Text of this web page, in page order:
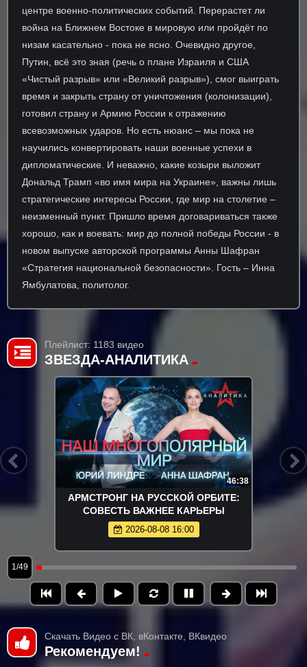
центре военно-политических событий. Перерастет ли
война на Ближнем Востоке в мировую или пройдёт по
низам касательно - пока не ясно. Очевидно другое,
Путин, всё это зная (речь о плане Израиля и США
«Чистый разрыв» или «Великий разрыв»), смог выиграть
время и закрыть страну от уничтожения (колонизации),
готовил страну и Армию России к отражению
всевозможных ударов. Но есть нюанс – мы пока не
научились конвертировать наши военные успехи в
дипломатические. И неважно, какие козыри выложит
Дональд Трамп «во имя мира на Украине», важны лишь
стратегические интересы России, где мир на столетие –
неизменный пункт. Пришло время договариваться также
хорошо, как и воевать: мир до полной победы России - в
новом выпуске авторской программы Анны Шафран
«Стратегия национальной безопасности». Гость – Инна
Ямбулатова, политолог.
Плейлист: 1183 видео
ЗВЕЗДА-АНАЛИТИКА
46:38
АРМСТРОНГ НА РУССКОЙ ОРБИТЕ:
СОВЕСТЬ ВАЖНЕЕ КАРЬЕРЫ
2026-08-08 16:00
1/49
Скачать Видео с ВК, вКонтакте, ВКвидео
Рекомендуем!